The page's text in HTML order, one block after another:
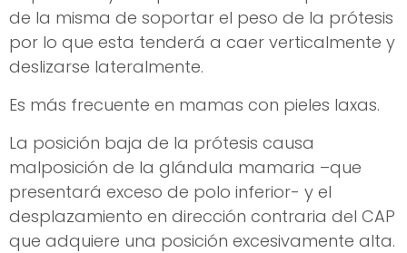
de la misma de soportar el peso de la prótesis
por lo que esta tenderá a caer verticalmente y
deslizarse lateralmente.
Es más frecuente en mamas con pieles laxas.
La posición baja de la prótesis causa
malposición de la glándula mamaria –que
presentará exceso de polo inferior- y el
desplazamiento en dirección contraria del CAP
que adquiere una posición excesivamente alta.